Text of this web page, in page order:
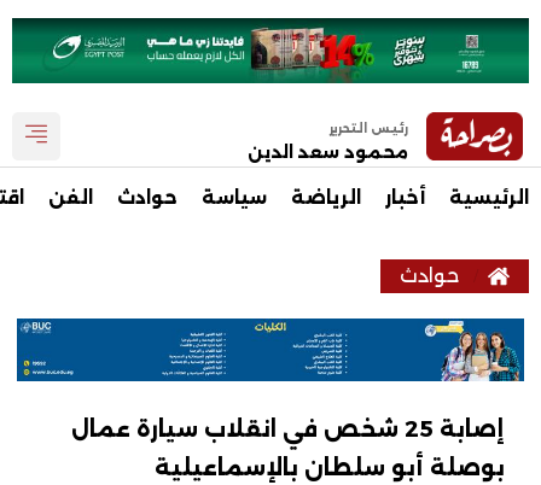
رئيس التحرير
محمود سعد الدين
الرئيسية أخبار الرياضة سياسة حوادث الفن
حوادث
إصابة 25 شخص في انقلاب سيارة عمال
بوصلة أبو سلطان بالإسماعيلية